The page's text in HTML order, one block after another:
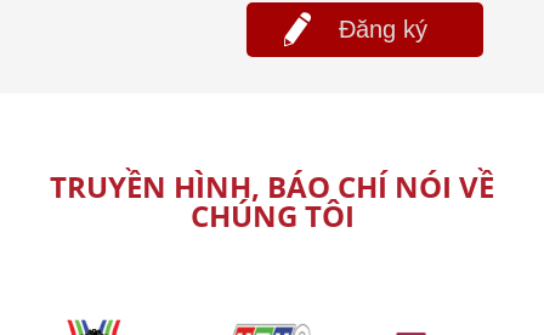
Đăng ký
TRUYỀN HÌNH, BÁO CHÍ NÓI VỀ
CHÚNG TÔI